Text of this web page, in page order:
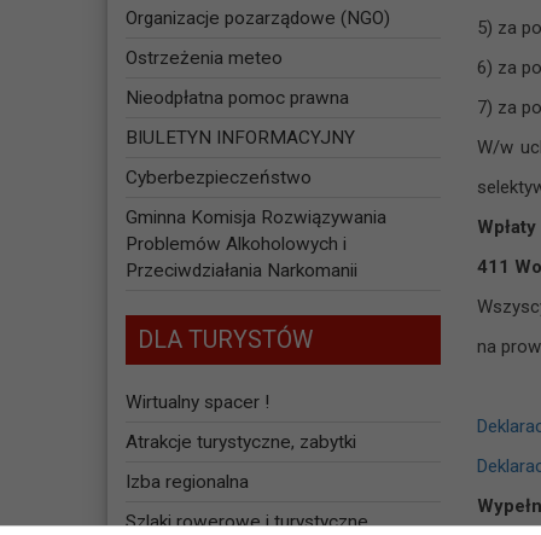
Organizacje pozarządowe (NGO)
Ostrzeżenia meteo
Nieodpłatna pomoc prawna
BIULETYN INFORMACYJNY
Cyberbezpieczeństwo
Gminna Komisja Rozwiązywania
Problemów Alkoholowych i
Przeciwdziałania Narkomanii
DLA TURYSTÓW
Wirtualny spacer !
Atrakcje turystyczne, zabytki
Izba regionalna
Szlaki rowerowe i turystyczne
5) za
6) za
7) za
W/w
411
na